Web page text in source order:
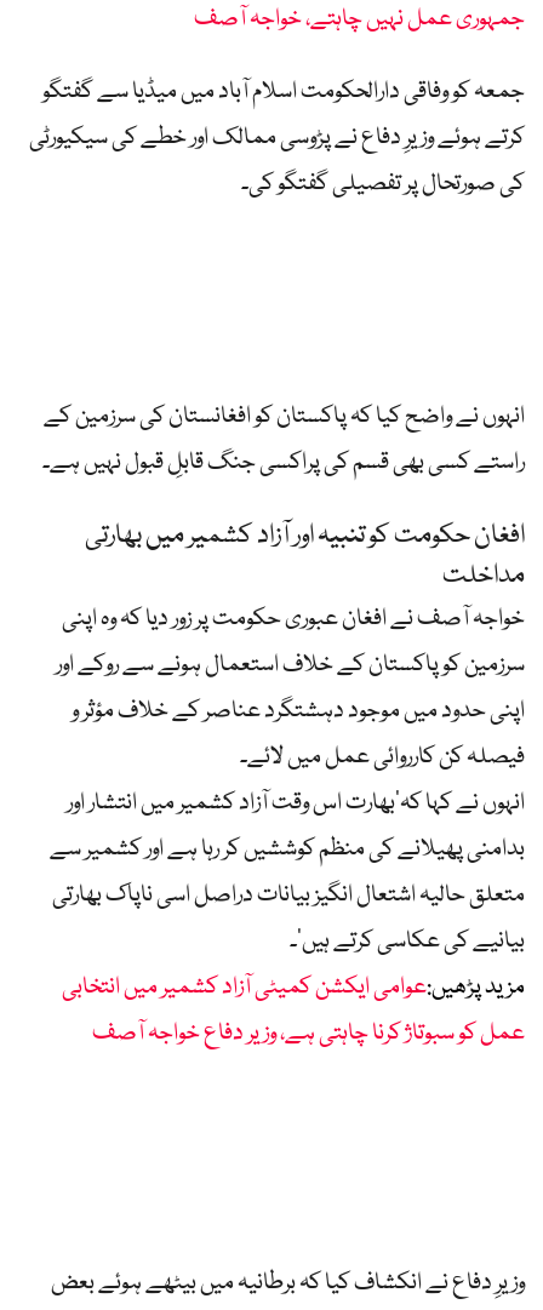
جمہوری عمل نہیں چاہتے، خواجہ آصف
جمعہ کو وفاقی دارالحکومت اسلام آباد میں میڈیا سے گفتگو
کرتے ہوئے وزیرِ دفاع نے پڑوسی ممالک اور خطے کی سیکیورٹی
کی صورتحال پر تفصیلی گفتگو کی۔
انہوں نے واضح کیا کہ پاکستان کو افغانستان کی سرزمین کے
راستے کسی بھی قسم کی پراکسی جنگ قابلِ قبول نہیں ہے۔
افغان حکومت کو تنبیہ اور آزاد کشمیر میں بھارتی
مداخلت
خواجہ آصف نے افغان عبوری حکومت پر زور دیا کہ وہ اپنی
سرزمین کو پاکستان کے خلاف استعمال ہونے سے روکے اور
اپنی حدود میں موجود دہشتگرد عناصر کے خلاف مؤثر و
فیصلہ کن کارروائی عمل میں لائے۔
انہوں نے کہا کہ’بھارت اس وقت آزاد کشمیر میں انتشار اور
بدامنی پھیلانے کی منظم کوششیں کر رہا ہے اور کشمیر سے
متعلق حالیہ اشتعال انگیز بیانات دراصل اسی ناپاک بھارتی
بیانیے کی عکاسی کرتے ہیں‘۔
مزید پڑھیں:عوامی ایکشن کمیٹی آزاد کشمیر میں انتخابی
عمل کو سبوتاژ کرنا چاہتی ہے، وزیر دفاع خواجہ آصف
وزیرِ دفاع نے انکشاف کیا کہ برطانیہ میں بیٹھے ہوئے بعض